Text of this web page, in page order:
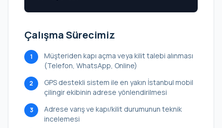
Çalışma Sürecimiz
1
Müşteriden kapı açma veya kilit talebi alınması
(Telefon, WhatsApp, Online)
2
GPS destekli sistem ile en yakın İstanbul mobil
çilingir ekibinin adrese yönlendirilmesi
3
Adrese varış ve kapı/kilit durumunun teknik
incelemesi